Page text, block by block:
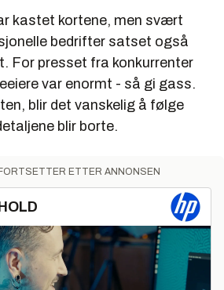
kastet kortene, men svært
bedrifter satset også
For presset fra konkurrenter
var enormt - så gi gass.
blir det vanskelig å følge
blir borte.
ETTER ANNONSEN